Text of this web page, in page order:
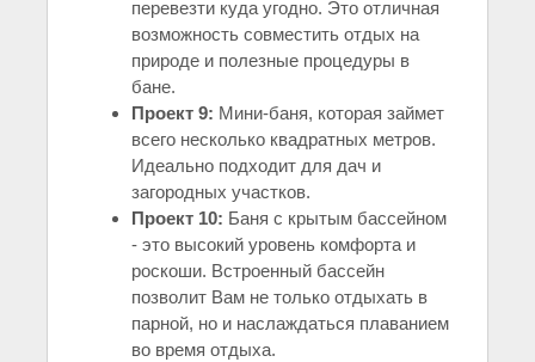
перевезти куда угодно. Это отличная
возможность совместить отдых на
природе и полезные процедуры в
бане.
Проект 9: Мини-баня, которая займет
всего несколько квадратных метров.
Идеально подходит для дач и
загородных участков.
Проект 10: Баня с крытым бассейном
- это высокий уровень комфорта и
роскоши. Встроенный бассейн
позволит Вам не только отдыхать в
парной, но и наслаждаться плаванием
во время отдыха.